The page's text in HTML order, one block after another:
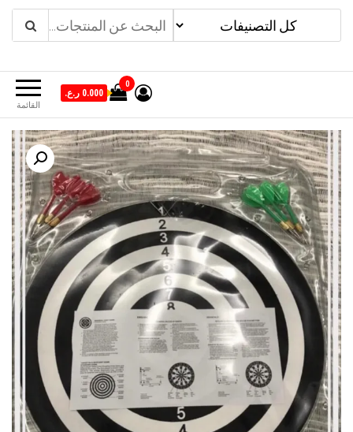
القائمة
0
0.000 ر.ع.